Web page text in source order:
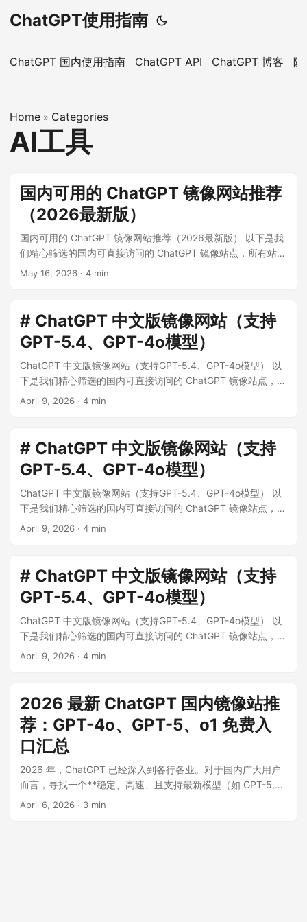
ChatGPT使用指南
ChatGPT 国内使用指南 ChatGPT API ChatGPT 博客
Home » Categories
AI工具
国内可用的 ChatGPT 镜像网站推荐
（2026最新版）
国内可用的 ChatGPT 镜像网站推荐（2026最新版） 以下是我
们精心筛选的国内可直接访问的 ChatGPT 镜像站点，所有站点
均支持 GPT-5.1、GPT-5、GPT-4o、o1 等高级模型，无需科
May 16, 2026 · 4 min
# ChatGPT 中文版镜像网站（支持
GPT-5.4、GPT-4o模型）
ChatGPT 中文版镜像网站（支持GPT-5.4、GPT-4o模型） 以
下是我们精心筛选的国内可直接访问的 ChatGPT 镜像站点，所
有站点均支持 GPT-5.1、GPT-5、GPT-4o、o1 等高级模型，
April 9, 2026 · 4 min
# ChatGPT 中文版镜像网站（支持
GPT-5.4、GPT-4o模型）
ChatGPT 中文版镜像网站（支持GPT-5.4、GPT-4o模型） 以
下是我们精心筛选的国内可直接访问的 ChatGPT 镜像站点，所
有站点均支持 GPT-5.1、GPT-5、GPT-4o、o1 等高级模型，
April 9, 2026 · 4 min
# ChatGPT 中文版镜像网站（支持
GPT-5.4、GPT-4o模型）
ChatGPT 中文版镜像网站（支持GPT-5.4、GPT-4o模型） 以
下是我们精心筛选的国内可直接访问的 ChatGPT 镜像站点，所
有站点均支持 GPT-5.1、GPT-5、GPT-4o、o1 等高级模型，
April 9, 2026 · 4 min
2026 最新 ChatGPT 国内镜像站推
荐：GPT-4o、GPT-5、o1 免费入
口汇总
2026 年，ChatGPT 已经深入到各行各业。对于国内广大用户
而言，寻找一个**稳定、高速、且支持最新模型（如 GPT-5,
o1）**的镜像站是提升效率的关键。 ...
April 6, 2026 · 3 min